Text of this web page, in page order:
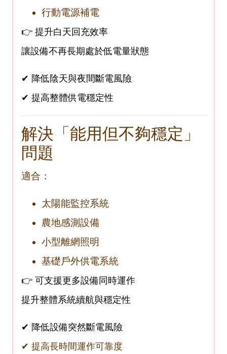
行動電源補電
👉 提升白天回充效率
讓設備不再長期處於低電量狀態
✔ 降低陰天與夜間斷電風險
✔ 提高整體供電穩定性
解決「能用但不夠穩定」
問題
適合：
太陽能監控系統
農地感測設備
小型離網照明
基礎戶外供電系統
👉 可支援更多設備同時運作
提升整體系統續航與穩定性
✔ 降低設備突然斷電風險
✔ 提高長時間運作可靠度